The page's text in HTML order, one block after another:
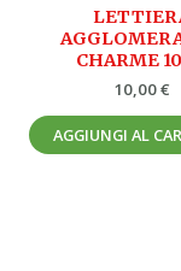
CHARME
10,00€
AGGIUNGI AL